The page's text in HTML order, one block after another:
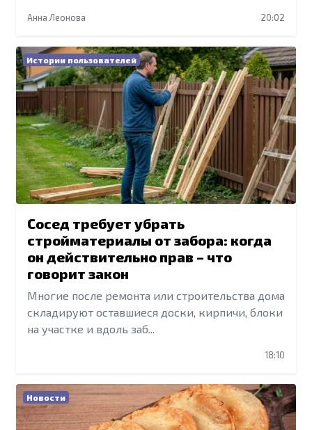
Анна Леонова 20:02
Истории пользователей
Сосед требует убрать
стройматериалы от забора: когда
он действительно прав – что
говорит закон
Многие после ремонта или строительства дома
складируют оставшиеся доски, кирпичи, блоки
на участке и вдоль заб...
18:10
Новости